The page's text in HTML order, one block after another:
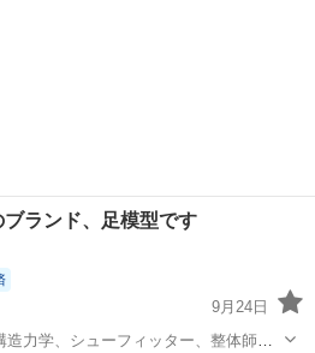
ランド、足模型です
9月24日
力学、シューフィッター、整体師、